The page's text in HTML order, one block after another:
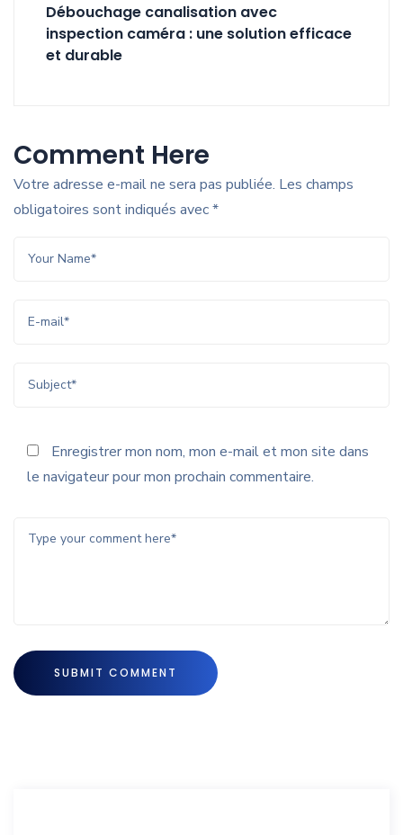
Débouchage canalisation avec
inspection caméra : une solution efficace
et durable
Comment Here
Votre adresse e-mail ne sera pas publiée. Les champs
obligatoires sont indiqués avec*
Enregistrer mon nom, mon e-mail et mon site dans
le navigateur pour mon prochain commentaire.